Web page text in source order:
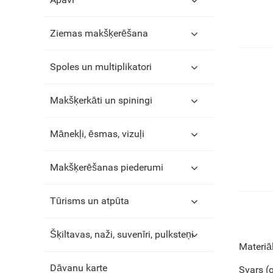
Svars
Ziemas makšķerēšana
Spoles un multiplikatori
Makšķerkāti un spiningi
Mānekļi, ēsmas, vizuļi
Makšķerēšanas piederumi
Tūrisms un atpūta
Šķiltavas, naži, suvenīri, pulksteņi
Dāvanu karte